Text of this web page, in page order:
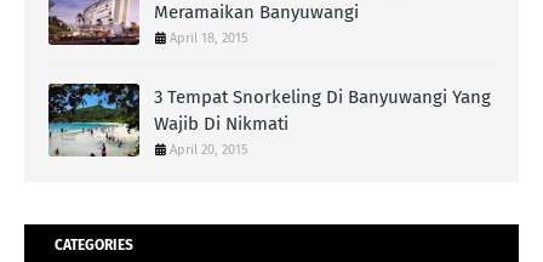
Meramaikan Banyuwangi
April 18, 2015
3 Tempat Snorkeling Di Banyuwangi Yang
Wajib Di Nikmati
April 20, 2015
CATEGORIES